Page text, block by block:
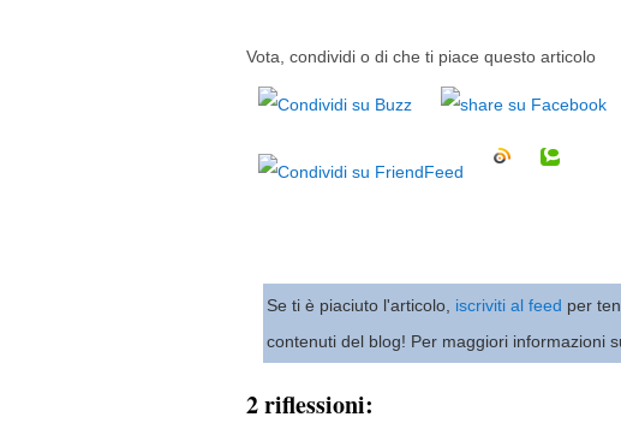
Vota, condividi o di che ti piace questo articolo
Se ti è piaciuto l'articolo, iscriviti al feed per
contenuti del blog! Per maggiori informazioni
2 riflessioni: